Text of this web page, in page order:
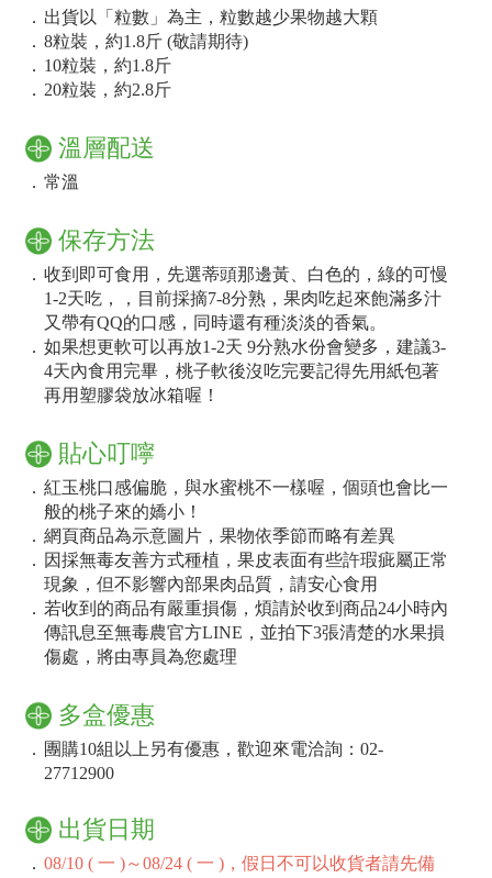
． 出貨以「粒數」為主，粒數越少果物越大顆
． 8粒裝，約1.8斤 (敬請期待)
． 10粒裝，約1.8斤
． 20粒裝，約2.8斤
溫層配送
． 常溫
保存方法
． 收到即可食用，先選蒂頭那邊黃、白色的，綠的可慢
1-2天吃，，目前採摘7-8分熟，果肉吃起來飽滿多汁
又帶有QQ的口感，同時還有種淡淡的香氣。
． 如果想更軟可以再放1-2天 9分熟水份會變多，建議3-
4天內食用完畢，桃子軟後沒吃完要記得先用紙包著
再用塑膠袋放冰箱喔！
貼心叮嚀
． 紅玉桃口感偏脆，與水蜜桃不一樣喔，個頭也會比一
般的桃子來的嬌小！
． 網頁商品為示意圖片，果物依季節而略有差異
． 因採無毒友善方式種植，果皮表面有些許瑕疵屬正常
現象，但不影響內部果肉品質，請安心食用
． 若收到的商品有嚴重損傷，煩請於收到商品24小時內
傳訊息至無毒農官方LINE，並拍下3張清楚的水果損
傷處，將由專員為您處理
多盒優惠
． 團購10組以上另有優惠，歡迎來電洽詢：02-
27712900
出貨日期
． 08/10 ( 一 )～08/24 ( 一 )，假日不可以收貨者請先備